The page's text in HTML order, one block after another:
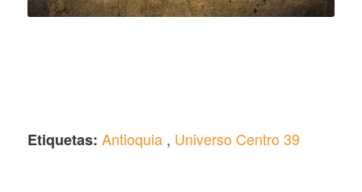
Etiquetas: Antioquia, Universo Centro 39